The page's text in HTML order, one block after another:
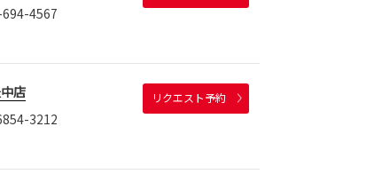
4567
店
3212
リクエスト予約